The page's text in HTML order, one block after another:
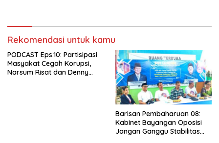
Rekomendasi untuk kamu
PODCAST Eps.10: Partisipasi
Masyakat Cegah Korupsi,
Narsum Risat dan Denny
Barisan Pembaharuan 08:
Kabinet Bayangan Oposisi
Jangan Ganggu Stabilitas